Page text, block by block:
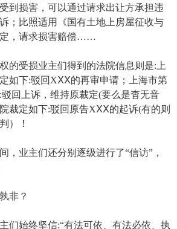
到损害，可以通过请求出让方承担违
；比照适用《国有土地上房屋征收与
，请求损害赔偿……
受损业主们得到的法院信息则是:上
如下:驳回XⅩⅩ的再审申请；上海市第
回上诉，维持原裁定(要么是杳无音
裁定如下:驳回原告XⅩⅩ的起诉(有的则
）！
业主们还分别逐级进行了“信访”，
非？
始终坚信:“有法可依、有法必依、执